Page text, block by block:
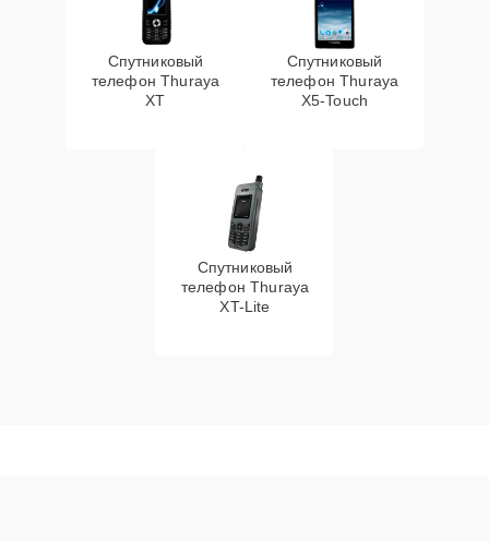
Спутниковый
телефон Thuraya
XT
Спутниковый
телефон Thuraya
X5-Touch
Спутниковый
телефон Thuraya
XT-Lite